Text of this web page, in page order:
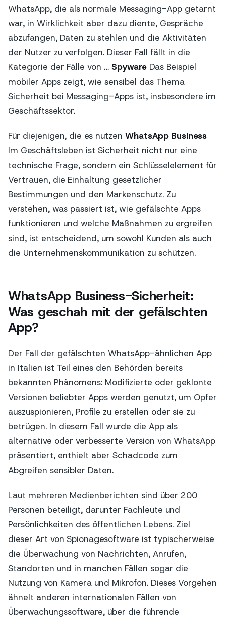
WhatsApp, die als normale Messaging-App getarnt
war, in Wirklichkeit aber dazu diente, Gespräche
abzufangen, Daten zu stehlen und die Aktivitäten
der Nutzer zu verfolgen. Dieser Fall fällt in die
Kategorie der Fälle von … Spyware Das Beispiel
mobiler Apps zeigt, wie sensibel das Thema
Sicherheit bei Messaging-Apps ist, insbesondere im
Geschäftssektor.
Für diejenigen, die es nutzen WhatsApp Business
Im Geschäftsleben ist Sicherheit nicht nur eine
technische Frage, sondern ein Schlüsselelement für
Vertrauen, die Einhaltung gesetzlicher
Bestimmungen und den Markenschutz. Zu
verstehen, was passiert ist, wie gefälschte Apps
funktionieren und welche Maßnahmen zu ergreifen
sind, ist entscheidend, um sowohl Kunden als auch
die Unternehmenskommunikation zu schützen.
WhatsApp Business-Sicherheit:
Was geschah mit der gefälschten
App?
Der Fall der gefälschten WhatsApp-ähnlichen App
in Italien ist Teil eines den Behörden bereits
bekannten Phänomens: Modifizierte oder geklonte
Versionen beliebter Apps werden genutzt, um Opfer
auszuspionieren, Profile zu erstellen oder sie zu
betrügen. In diesem Fall wurde die App als
alternative oder verbesserte Version von WhatsApp
präsentiert, enthielt aber Schadcode zum
Abgreifen sensibler Daten.
Laut mehreren Medienberichten sind über 200
Personen beteiligt, darunter Fachleute und
Persönlichkeiten des öffentlichen Lebens. Ziel
dieser Art von Spionagesoftware ist typischerweise
die Überwachung von Nachrichten, Anrufen,
Standorten und in manchen Fällen sogar die
Nutzung von Kamera und Mikrofon. Dieses Vorgehen
ähnelt anderen internationalen Fällen von
Überwachungssoftware, über die führende